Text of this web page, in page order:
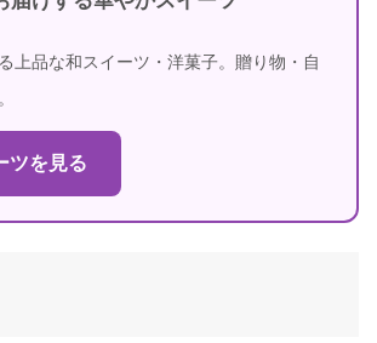
上品な和スイーツ・洋菓子。贈り物・自
ツを見る